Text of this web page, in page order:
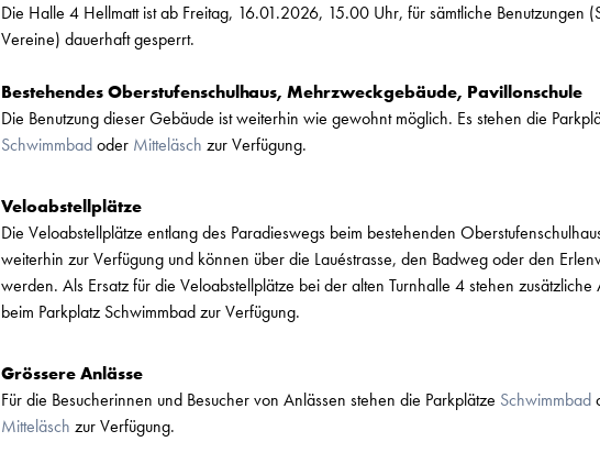
Die Halle 4 Hellmatt ist ab Freitag, 16.01.2026, 15.00 Uhr, für sämtliche Benutzungen
Vereine) dauerhaft gesperrt.
Bestehendes Oberstufenschulhaus, Mehrzweckgebäude, Pavillonschule
Die Benutzung dieser Gebäude ist weiterhin wie gewohnt möglich. Es stehen die
Schwimmbadoder Mitteläsch zur Verfügung.
Veloabstellplätze
Die Veloabstellplätze entlang des Paradieswegs beim bestehenden
weiterhin zur Verfügung und können über die Lauéstrasse, den Badweg oder den
werden. Als Ersatz für die Veloabstellplätze bei der alten Turnhalle 4 stehen zusätzliche
beim Parkplatz Schwimmbad zur Verfügung.
Grössere Anlässe
Für die Besucherinnen und Besucher von Anlässen stehen die Parkplätze Schwimmbad
Mitteläsch zur Verfügung.